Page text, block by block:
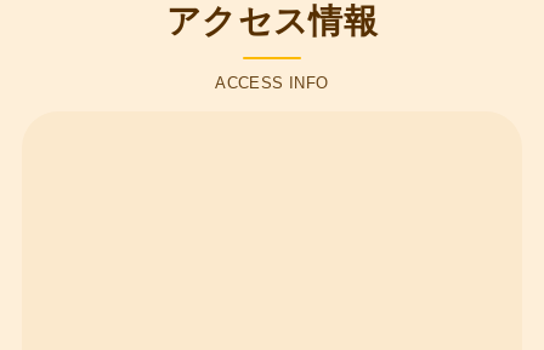
アクセス情報
ACCESS INFO